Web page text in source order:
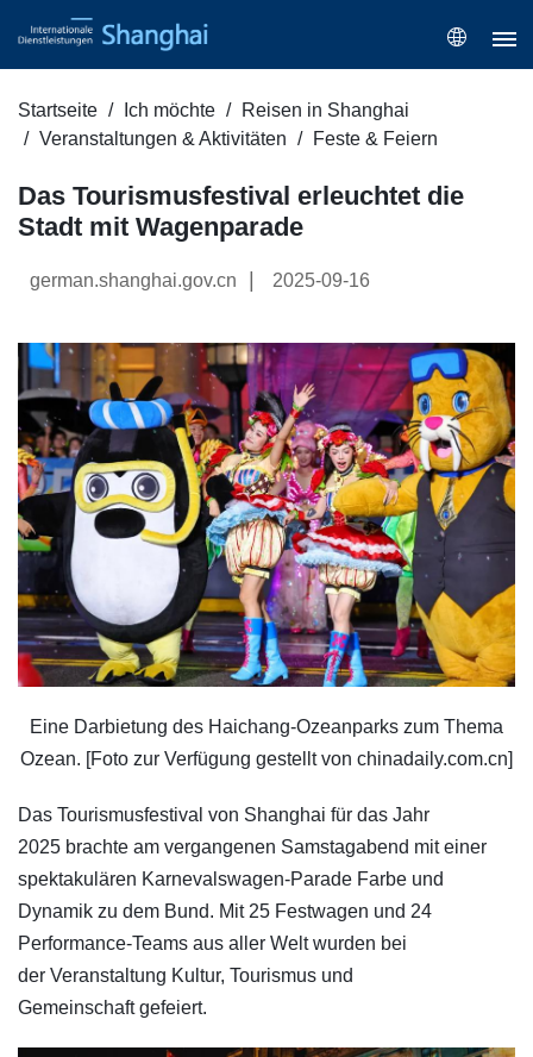
Startseite Ich möchte
Reisen in Shanghai
Veranstaltungen & Aktivitäten
Feste & Feiern
Das Tourismusfestival erleuchtet die
Stadt mit Wagenparade
german.shanghai.gov.cn 2025-09-16
Eine Darbietung des Haichang-Ozeanparks zum Thema
Ozean. [Foto zur Verfügung gestellt von chinadaily.com.cn]
Das Tourismusfestival von Shanghai für das Jahr
2025 brachte am vergangenen Samstagabend mit einer
spektakulären Karnevalswagen-Parade Farbe und
Dynamik zu dem Bund. Mit 25 Festwagen und 24
Performance-Teams aus aller Welt wurden bei
der Veranstaltung Kultur, Tourismus und
Gemeinschaft gefeiert.